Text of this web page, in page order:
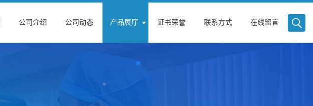
公司介绍 公司动态 产品展厅 证书荣誉 联系方式 在线留言